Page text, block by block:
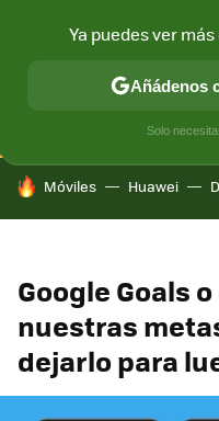
CONECTIVIDAD MÓVIL
HOY SE HABLA DE
Móviles Huawei
Google Goals
nuestras
dejarlo para
Ya puedes ver
Añádenos
Solo